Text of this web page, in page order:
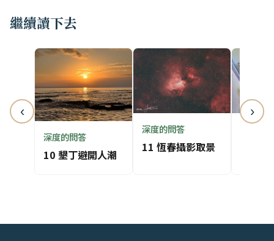
繼續讀下去
‹
深度的問答
10 墾丁避開人潮
深度的問答
11 恆春攝影取景
›